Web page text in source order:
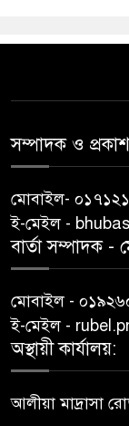
সম্পাদক ও
মোবাইল-
ই-মেইল -
বার্তা সম্পাদক -
মোবাইল -
ই-মেইল -
অস্থায়ী কার্যালয়:
আলীয়া মাদ্রাসা